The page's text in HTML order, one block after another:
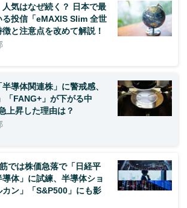
人気はなぜ続く？ 日本で最
る投信「eMAXIS Slim 全世
と注意点を改めて解説！
導体関連株」に警戒感、
「FANG+」が下がる中
上昇した理由は？
では株価急落で「日経平
体」に試練、半導体ショ
カン」「S&P500」にも影